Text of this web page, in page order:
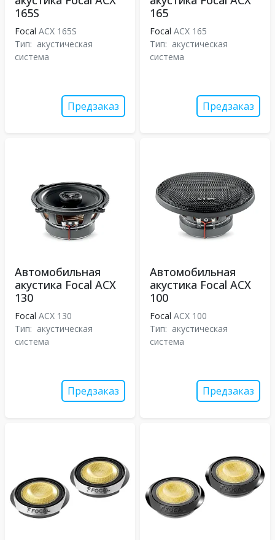
165S
Focal ACX 165S
Тип: акустическая
система
Предзаказ
165
Focal ACX 165
Тип: акустическая
система
Предзаказ
Автомобильная
акустика Focal ACX
130
Focal ACX 130
Тип: акустическая
система
Предзаказ
Автомобильная
акустика Focal ACX
100
Focal ACX 100
Тип: акустическая
система
Предзаказ